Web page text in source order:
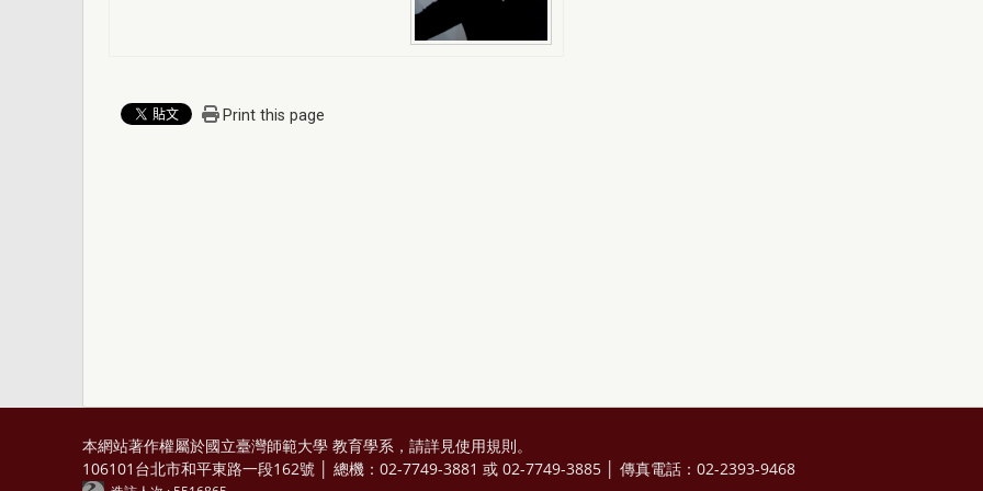
Print this page
本網站著作權屬於國立臺灣師範大學 教育學系，請詳見使用規則。
106101台北市和平東路一段162號 │ 總機：02-7749-3881 或 02-7749-3885 │ 傳真電話：02-2393-9468